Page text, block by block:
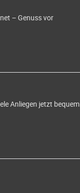
– Genuss vor
Anliegen jetzt bequem